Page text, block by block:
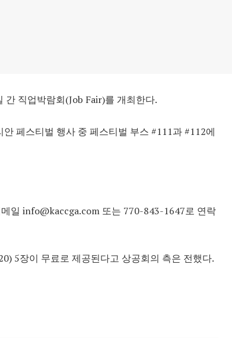
직업박람회(Job Fair)를 개최한다.
페스티벌 행사 중 페스티벌 부스 #111과 #112에
일 info@kaccga.com 또는 770-843-1647로 연락
5장이 무료로 제공된다고 상공회의 측은 전했다.